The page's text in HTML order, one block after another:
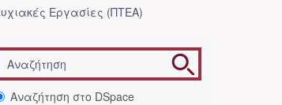
Εργασίες (ΠΤΕΑ)
Αναζήτηση στο DSpace